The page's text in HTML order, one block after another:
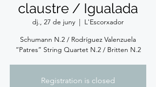
claustre / Igualada
dj., 27 de juny
  |
L'Escorxador
Schumann N.2 / Rodríguez Valenzuela
“Patres” String Quartet N.2 / Britten N.2
Registration is closed